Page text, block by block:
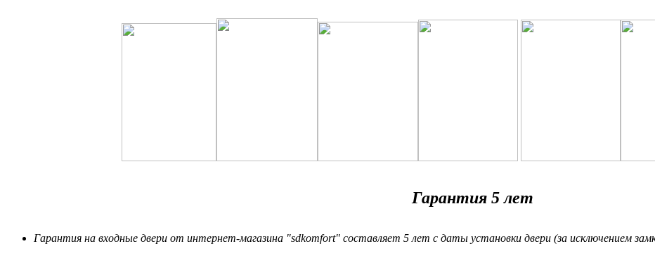
Гарантия 5 лет
Гарантия на входные двери от интернет-магазина "sdkomfort" составляет 5 лет с даты установки двери (за исключением